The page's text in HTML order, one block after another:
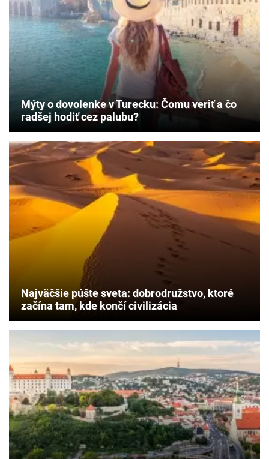
Mýty o dovolenke v Turecku: Čomu veriť a čo
radšej hodiť cez palubu?
Najväčšie púšte sveta: dobrodružstvo, ktoré
začína tam, kde končí civilizácia